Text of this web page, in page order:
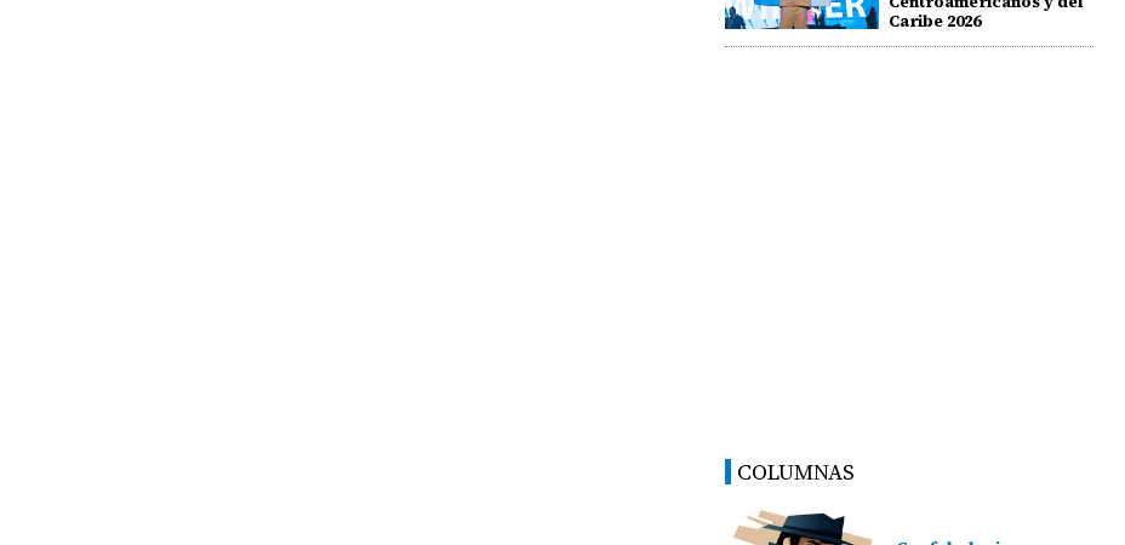
Caribe 2026
COLUMNAS